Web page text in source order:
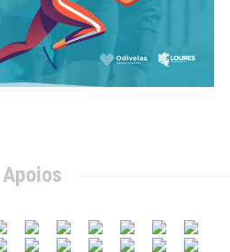
Apoios